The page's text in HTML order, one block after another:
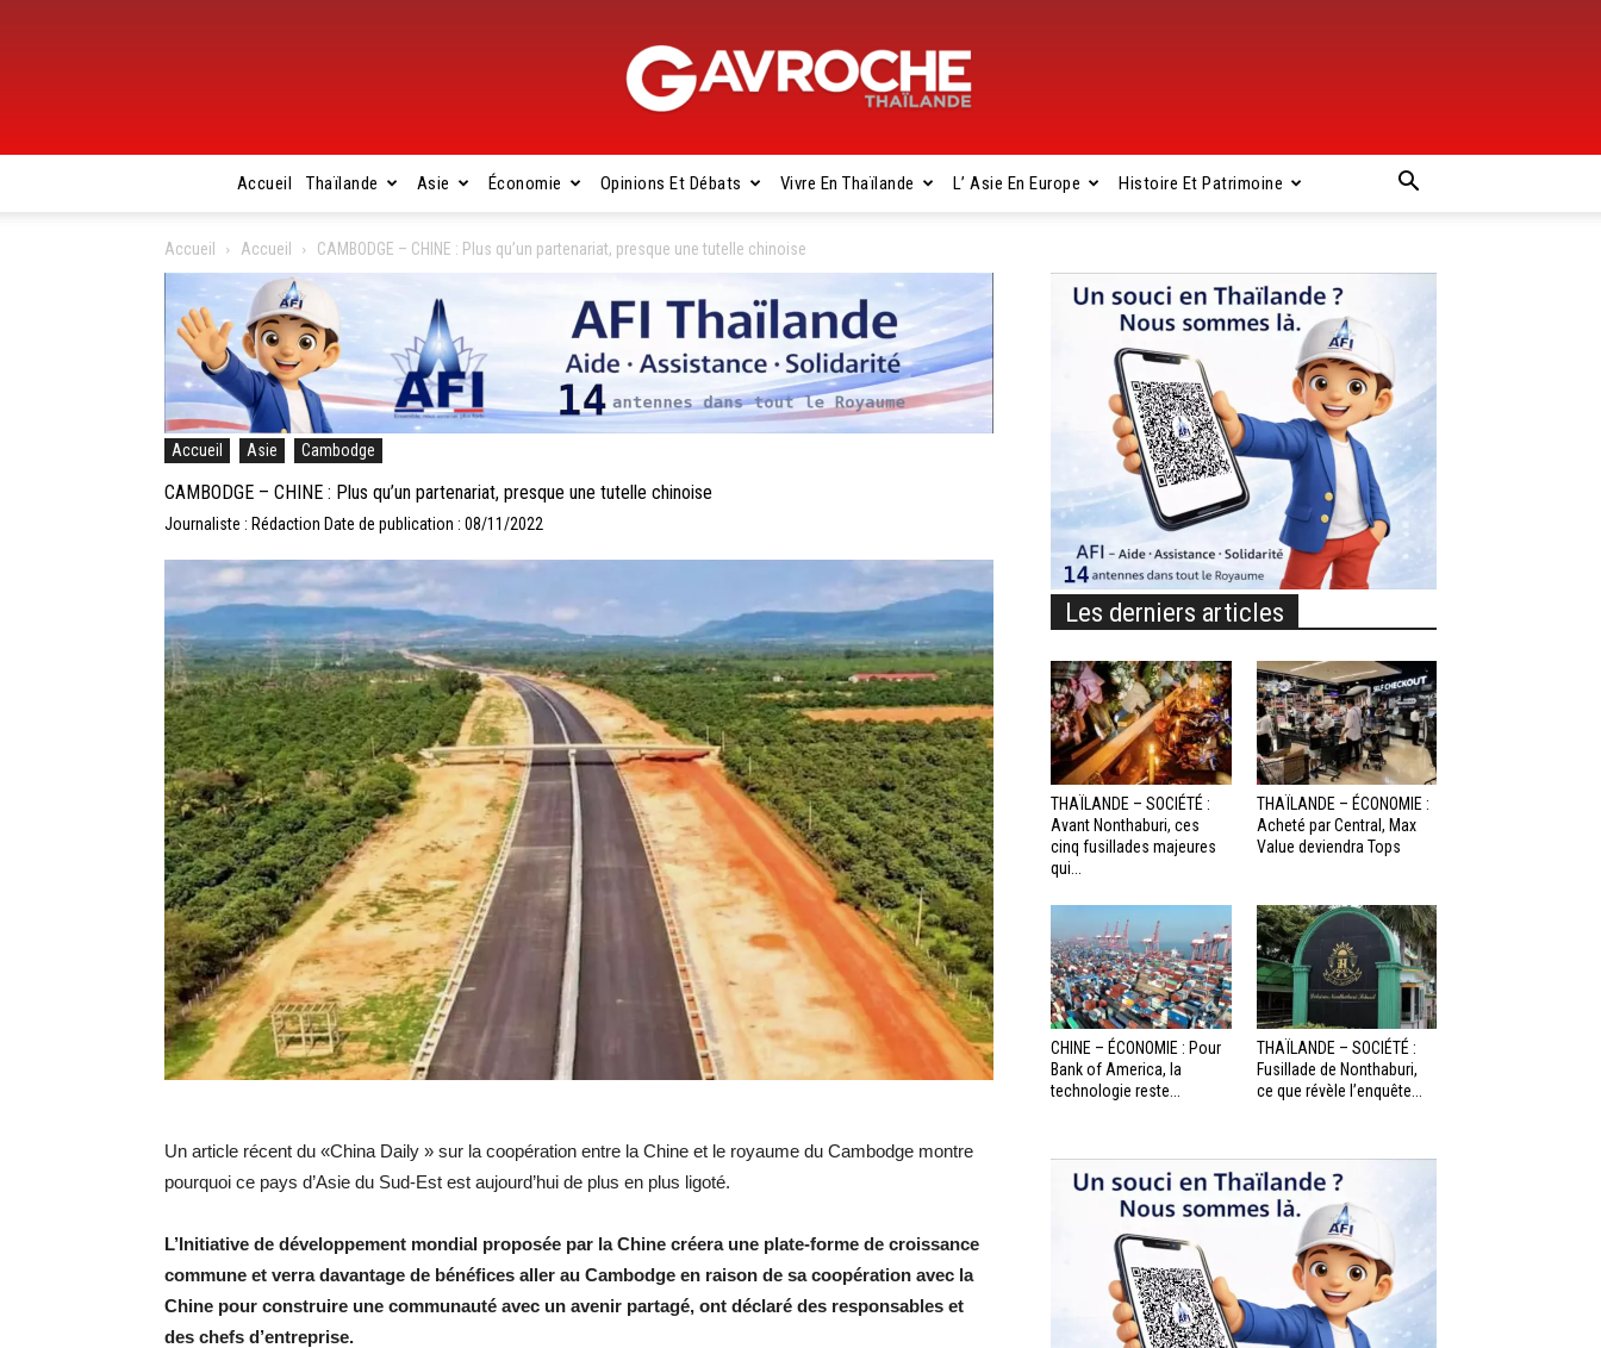
Gavroche
Thaïlande
Accueil Thaïlande Asie Économie Opinions Et Débats Vivre En Thaïlande L’ Asie En Europe Histoire Et Patrimoine
Accueil Accueil CAMBODGE – CHINE : Plus qu’un partenariat, presque une tutelle chinoise
Accueil Asie Cambodge
CAMBODGE – CHINE : Plus qu’un partenariat, presque une tutelle chinoise
Journaliste : Rédaction Date de publication : 08/11/2022
Un article récent du «China Daily » sur la coopération entre la Chine et le royaume du Cambodge montre
pourquoi ce pays d’Asie du Sud-Est est aujourd’hui de plus en plus ligoté.
L’Initiative de développement mondial proposée par la Chine créera une plate-forme de croissance
commune et verra davantage de bénéfices aller au Cambodge en raison de sa coopération avec la
Chine pour construire une communauté avec un avenir partagé, ont déclaré des responsables et
des chefs d’entreprise.
Les derniers articles
THAÏLANDE – SOCIÉTÉ :
Avant Nonthaburi, ces
cinq fusillades majeures
qui...
THAÏLANDE – ÉCONOMIE :
Acheté par Central, Max
Value deviendra Tops
CHINE – ÉCONOMIE : Pour
Bank of America, la
technologie reste...
THAÏLANDE – SOCIÉTÉ :
Fusillade de Nonthaburi,
ce que révèle l’enquête...